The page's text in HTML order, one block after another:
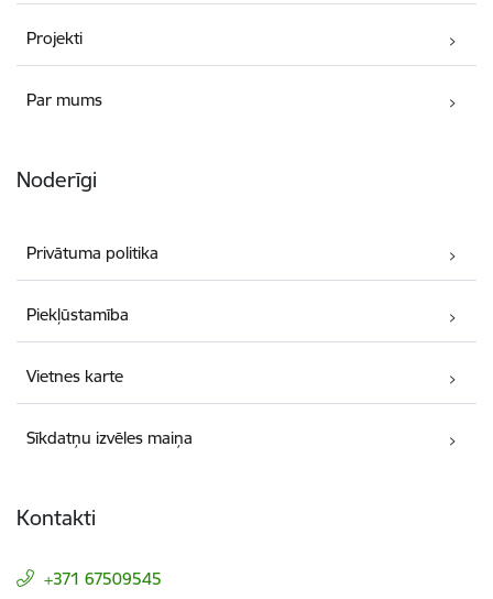
Projekti
Par mums
Noderīgi
Privātuma politika
Piekļūstamība
Vietnes karte
Sīkdatņu izvēles maiņa
Kontakti
+371 67509545